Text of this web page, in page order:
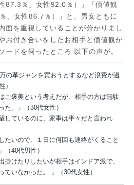
87.3％、女性92.0％）」「価値観
、女性86.7％）」と、男女ともに
面を重視していることが分かりまし
お付き合いをしたお相手と価値観が
ードを伺ったところ 以下の声が。
の革ジャンを買おうとするなど浪費が過
）
ご褒美という考えだが、相手の方は無駄
た。」（30代女性）
しているのに、家事は半々だと言われ
たいので、１日に何回も連絡がくること
（40代男性）
掛けたりしたいが相手はインドア派で、
ていなかった。 」（30代女性）